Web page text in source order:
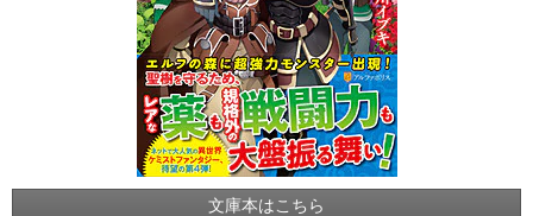
文庫本はこちら